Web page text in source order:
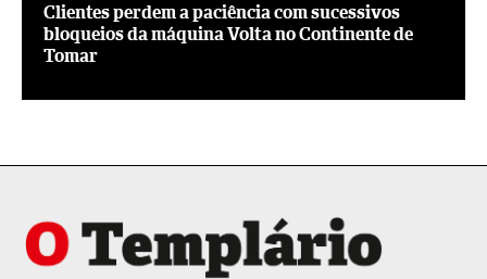
Clientes perdem a paciência com sucessivos
bloqueios da máquina Volta no Continente de
Tomar